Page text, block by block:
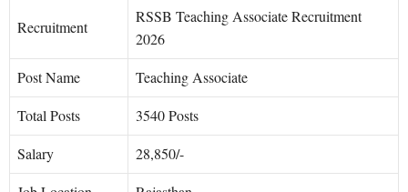
Recruitment
RSSB Teaching Associate Recruitment
2026
Post Name
Teaching Associate
Total Posts
3540 Posts
Salary
28,850/-